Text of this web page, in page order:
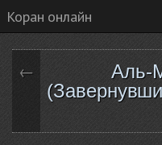
Коран онлайн
←
Аль-